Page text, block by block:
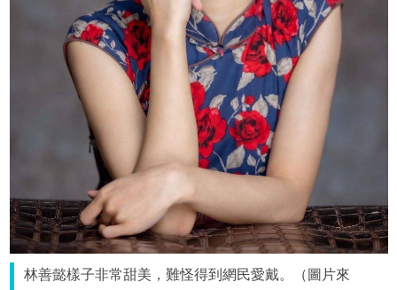
林善懿樣子非常甜美，難怪得到網民愛戴。（圖片來